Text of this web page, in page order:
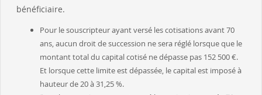
bénéficiaire.
Pour le souscripteur ayant versé les cotisations avant 70
ans, aucun droit de succession ne sera réglé lorsque que le
montant total du capital cotisé ne dépasse pas 152 500 €.
Et lorsque cette limite est dépassée, le capital est imposé à
hauteur de 20 à 31,25 %.